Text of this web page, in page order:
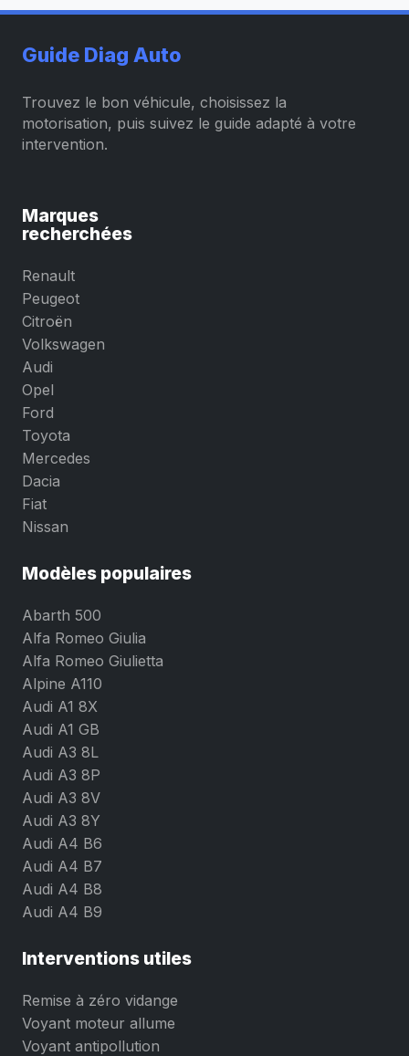
Guide Diag Auto
Trouvez le bon véhicule, choisissez la
motorisation, puis suivez le guide adapté à votre
intervention.
Marques
recherchées
Renault
Peugeot
Citroën
Volkswagen
Audi
Opel
Ford
Toyota
Mercedes
Dacia
Fiat
Nissan
Modèles populaires
Abarth 500
Alfa Romeo Giulia
Alfa Romeo Giulietta
Alpine A110
Audi A1 8X
Audi A1 GB
Audi A3 8L
Audi A3 8P
Audi A3 8V
Audi A3 8Y
Audi A4 B6
Audi A4 B7
Audi A4 B8
Audi A4 B9
Interventions utiles
Remise à zéro vidange
Voyant moteur allume
Voyant antipollution